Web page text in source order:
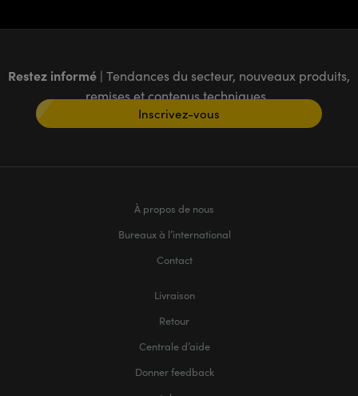
Restez informé | Tendances du secteur, nouveaux produits,
remises et contenus techniques
Inscrivez-vous
À propos de nous
Bureaux à l’international
Contact
Livraison
Retour
Centrale d’aide
Donner feedback